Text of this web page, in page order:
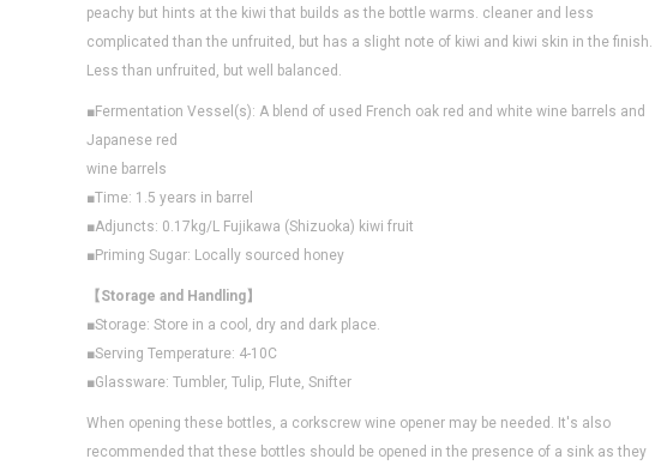
peachy but hints at the kiwi that builds as the bottle warms. cleaner and less
complicated than the unfruited, but has a slight note of kiwi and kiwi skin in the finish.
Less than unfruited, but well balanced.
■Fermentation Vessel(s): A blend of used French oak red and white wine barrels and
Japanese red
wine barrels
■Time: 1.5 years in barrel
■Adjuncts: 0.17kg/L Fujikawa (Shizuoka) kiwi fruit
■Priming Sugar: Locally sourced honey
【Storage and Handling】
■Storage: Store in a cool, dry and dark place.
■Serving Temperature: 4-10C
■Glassware: Tumbler, Tulip, Flute, Snifter
When opening these bottles, a corkscrew wine opener may be needed. It's also
recommended that these bottles should be opened in the presence of a sink as they